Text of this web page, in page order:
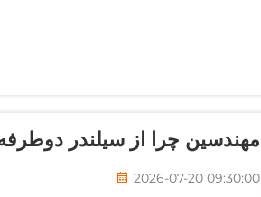
مهندسین چرا از سیلندر
2026-07-20 09:30:00